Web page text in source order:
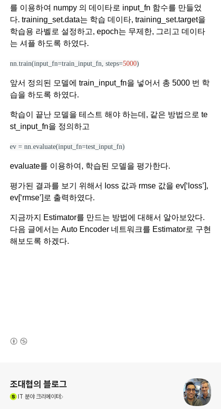
를 이용하여 numpy 의 데이타로 input_fn 함수를 만들었
다. training_set.data는 학습 데이타, training_set.target을
학습용 라벨로 설정하고, epoch는 무제한, 그리고 데이타
는 셔플 하도록 하였다.
nn.train(input_fn=train_input_fn, steps=5000)
앞서 정의된 모델에 train_input_fn을 넣어서 총 5000 번 학
습을 하도록 하였다.
학습이 끝난 모델을 테스트 해야 하는데, 같은 방법으로 te
st_input_fn을 정의하고
ev = nn.evaluate(input_fn=test_input_fn)
evaluate를 이용하여, 학습된 모델을 평가한다.
평가된 결과를 보기 위해서 loss 값과 rmse 값을 ev[‘loss’],
ev[‘rmse’]로 출력하였다.
지금까지 Estimator를 만드는 방법에 대해서 알아보았다.
다음 글에서는 Auto Encoder 네트워크를 Estimator로 구현
해보도록 하겠다.
조대협의 블로그
IT 분야 크리에이터